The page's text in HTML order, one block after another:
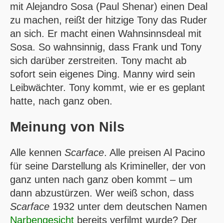
mit Alejandro Sosa (Paul Shenar) einen Deal
zu machen, reißt der hitzige Tony das Ruder
an sich. Er macht einen Wahnsinnsdeal mit
Sosa. So wahnsinnig, dass Frank und Tony
sich darüber zerstreiten. Tony macht ab
sofort sein eigenes Ding. Manny wird sein
Leib­wächter. Tony kommt, wie er es geplant
hatte, nach ganz oben.
Meinung von Nils
Alle kennen Scarface. Alle preisen Al Pacino
für seine Darstellung als Krimineller, der von
ganz unten nach ganz oben kommt – um
dann abzustürzen. Wer weiß schon, dass
Scarface 1932 unter dem deutschen Namen
Narbengesicht bereits verfilmt wurde? Der